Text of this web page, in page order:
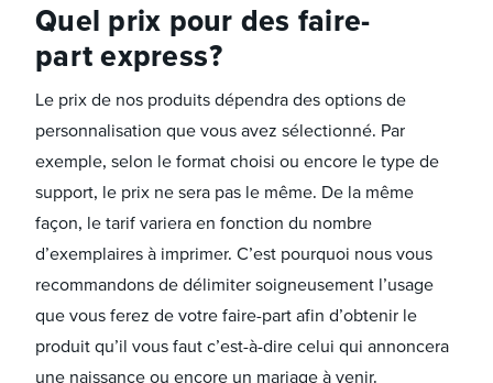
Quel prix pour des faire-
part express ?
Le prix de nos produits dépendra des options de
personnalisation que vous avez sélectionné. Par
exemple, selon le format choisi ou encore le type de
support, le prix ne sera pas le même. De la même
façon, le tarif variera en fonction du nombre
d’exemplaires à imprimer. C’est pourquoi nous vous
recommandons de délimiter soigneusement l’usage
que vous ferez de votre faire-part afin d’obtenir le
produit qu’il vous faut c’est-à-dire celui qui annoncera
une naissance ou encore un mariage à venir.